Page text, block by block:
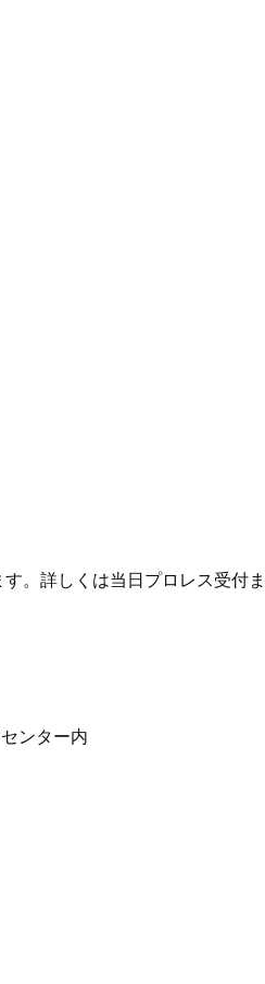
。詳しくは当日プロレス受付
ンター内